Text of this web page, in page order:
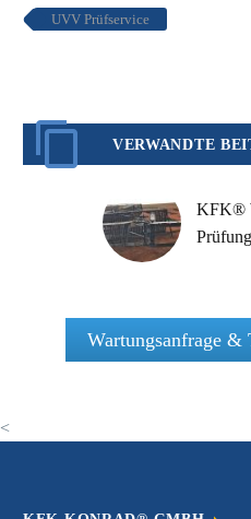
UVV Prüfservice
VERWANDTE
KFK®
Wartungsanfrage &
<